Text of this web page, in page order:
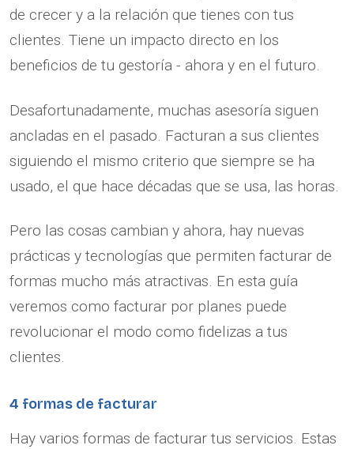
de crecer y a la relación que tienes con tus
clientes. Tiene un impacto directo en los
beneficios de tu gestoría - ahora y en el futuro.
Desafortunadamente, muchas asesoría siguen
ancladas en el pasado. Facturan a sus clientes
siguiendo el mismo criterio que siempre se ha
usado, el que hace décadas que se usa, las horas.
Pero las cosas cambian y ahora, hay nuevas
prácticas y tecnologías que permiten facturar de
formas mucho más atractivas. En esta guía
veremos como facturar por planes puede
revolucionar el modo como fidelizas a tus
clientes.
4 formas de facturar
Hay varios formas de facturar tus servicios. Estas